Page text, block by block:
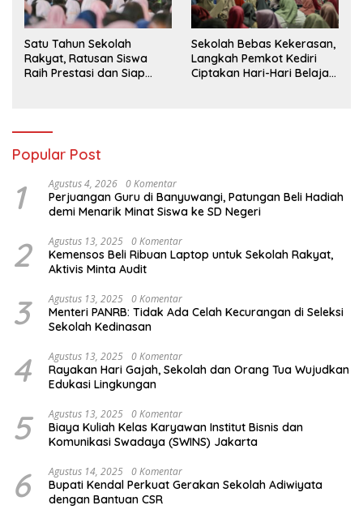
Satu Tahun Sekolah
Rakyat, Ratusan Siswa
Raih Prestasi dan Siap
Sekolah Bebas Kekerasan,
Langkah Pemkot Kediri
Ciptakan Hari-Hari Belajar
Popular Post
1 Agustus 4, 2026 0 Komentar
Perjuangan Guru di Banyuwangi, Patungan Beli Hadiah
demi Menarik Minat Siswa ke SD Negeri
2 Agustus 13, 2025 0 Komentar
Kemensos Beli Ribuan Laptop untuk Sekolah Rakyat,
Aktivis Minta Audit
3 Agustus 13, 2025 0 Komentar
Menteri PANRB: Tidak Ada Celah Kecurangan di Seleksi
Sekolah Kedinasan
4 Agustus 13, 2025 0 Komentar
Rayakan Hari Gajah, Sekolah dan Orang Tua Wujudkan
Edukasi Lingkungan
5 Agustus 13, 2025 0 Komentar
Biaya Kuliah Kelas Karyawan Institut Bisnis dan
Komunikasi Swadaya (SWINS) Jakarta
6 Agustus 14, 2025 0 Komentar
Bupati Kendal Perkuat Gerakan Sekolah Adiwiyata
dengan Bantuan CSR